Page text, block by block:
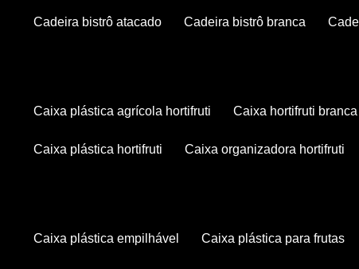
cadeira bistrô atacado cadeira bistrô branca
caixa plástica agrícola hortifruti caixa hortifruti branca
caixa plástica hortifruti caixa organizadora hortifruti
caixa plástica empilhável caixa plástica para frutas